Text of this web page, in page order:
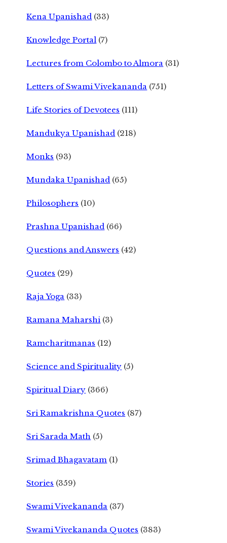
Kena Upanishad (33)
Knowledge Portal (7)
Lectures from Colombo to Almora (31)
Letters of Swami Vivekananda (751)
Life Stories of Devotees (111)
Mandukya Upanishad (218)
Monks (93)
Mundaka Upanishad (65)
Philosophers (10)
Prashna Upanishad (66)
Questions and Answers (42)
Quotes (29)
Raja Yoga (33)
Ramana Maharshi (3)
Ramcharitmanas (12)
Science and Spirituality (5)
Spiritual Diary (366)
Sri Ramakrishna Quotes (87)
Sri Sarada Math (5)
Srimad Bhagavatam (1)
Stories (359)
Swami Vivekananda (37)
Swami Vivekananda Quotes (383)